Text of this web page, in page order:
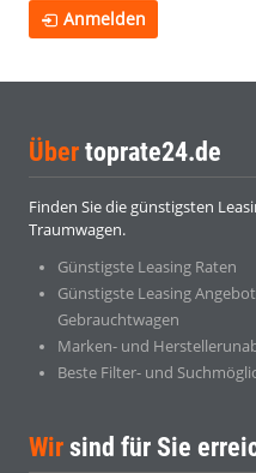
Anmelden
Über toprate24.de
Finden Sie die günstigsten
Traumwagen.
Günstigste Leasing Raten
Günstigste Leasing
Gebrauchtwagen
Marken- und
Beste Filter- und
Wir sind für Sie